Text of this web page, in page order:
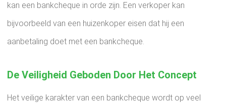
kan een bankcheque in orde zijn. Een verkoper kan
bijvoorbeeld van een huizenkoper eisen dat hij een
aanbetaling doet met een bankcheque.
De Veiligheid Geboden Door Het Concept
Het veilige karakter van een bankcheque wordt op veel